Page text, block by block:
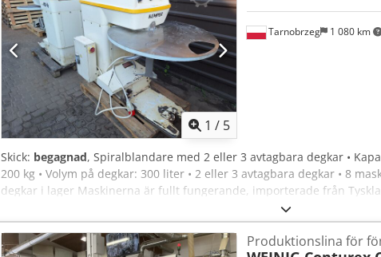
1 / 5
Tarnobrzeg 1 080 km
Skick: begagnad, Spiralblandare med 2 eller 3 avtagbara degkar •
200 kg • Volym på degkar: 300 liter • 2 eller 3 avtagbara degkar • 8
degkar i lager Maskinerna är fullt fungerande, importerade från
maskin med 2 degkar: 8.000 EUR Vi har även ett brett utbud av
Välkommen att kontakta oss — kommunikation möjlig på engelska,
Produktionslina för